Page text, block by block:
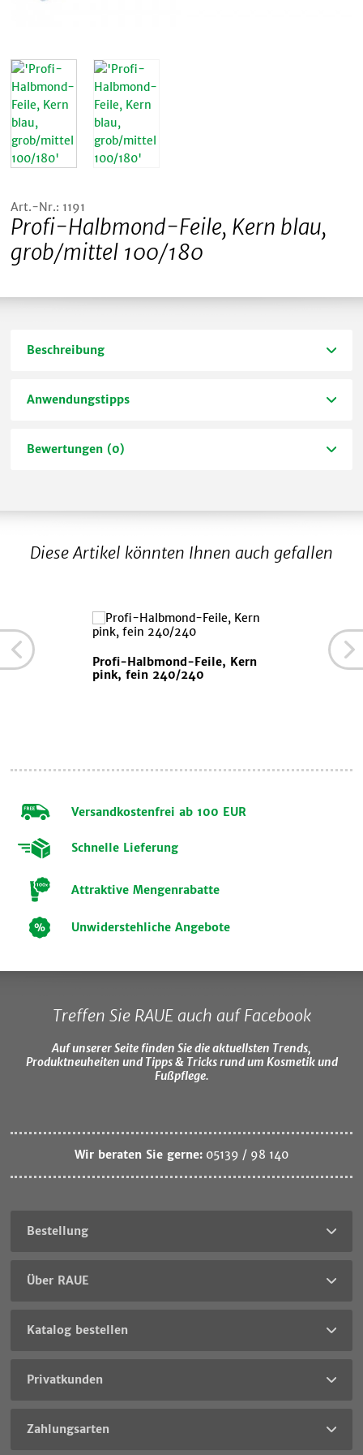
Art.-Nr.: 1191
Profi-Halbmond-Feile, Kern blau,
grob/mittel 100/180
Beschreibung
Anwendungstipps
Bewertungen (0)
Diese Artikel könnten Ihnen auch gefallen
Profi-Halbmond-Feile, Kern
pink, fein 240/240
Versandkostenfrei ab 100 EUR
Schnelle Lieferung
Attraktive Mengenrabatte
Unwiderstehliche Angebote
Treffen Sie RAUE auch auf Facebook
Auf unserer Seite finden Sie die aktuellsten Trends,
Produktneuheiten und Tipps & Tricks rund um Kosmetik und
Fußpflege.
Wir beraten Sie gerne: 05139 / 98 140
Bestellung
Über RAUE
Katalog bestellen
Privatkunden
Zahlungsarten